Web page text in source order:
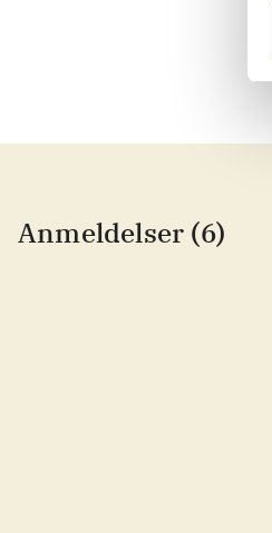
Anmeldelser (6)